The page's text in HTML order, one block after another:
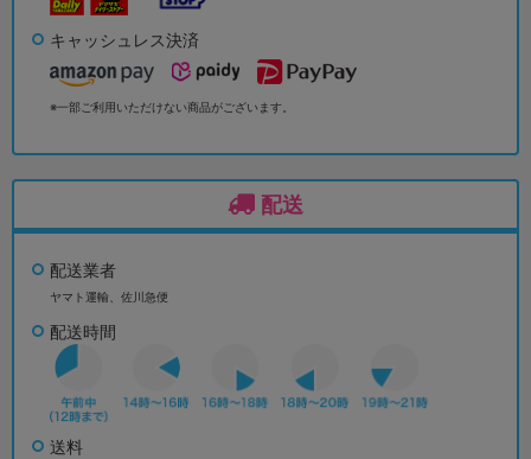
キャッシュレス決済
※一部ご利用いただけない商品がございます。
配送
配送業者
ヤマト運輸、佐川急便
配送時間
送料